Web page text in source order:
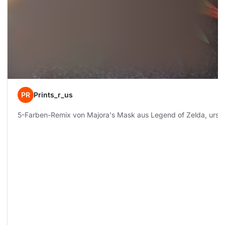
PR Prints_r_us
5-Farben-Remix von Majora's Mask aus Legend of Zelda,